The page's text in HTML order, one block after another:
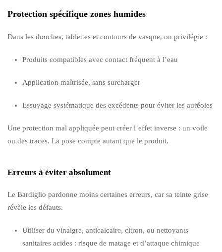
Protection spécifique zones humides
Dans les douches, tablettes et contours de vasque, on privilégie :
Produits compatibles avec contact fréquent à l’eau
Application maîtrisée, sans surcharger
Essuyage systématique des excédents pour éviter les auréoles
Une protection mal appliquée peut créer l’effet inverse : un voile
ou des traces. La pose compte autant que le produit.
Erreurs à éviter absolument
Le Bardiglio pardonne moins certaines erreurs, car sa teinte grise
révèle les défauts.
Utiliser du vinaigre, anticalcaire, citron, ou nettoyants
sanitaires acides : risque de matage et d’attaque chimique